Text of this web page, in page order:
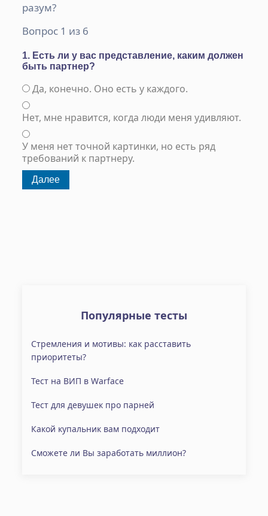
разум?
Вопрос 1 из 6
1. Есть ли у вас представление, каким должен
быть партнер?
Да, конечно. Оно есть у каждого.
Нет, мне нравится, когда люди меня удивляют.
У меня нет точной картинки, но есть ряд
требований к партнеру.
Популярные тесты
Стремления и мотивы: как расставить
приоритеты?
Тест на ВИП в Warface
Тест для девушек про парней
Какой купальник вам подходит
Сможете ли Вы заработать миллион?